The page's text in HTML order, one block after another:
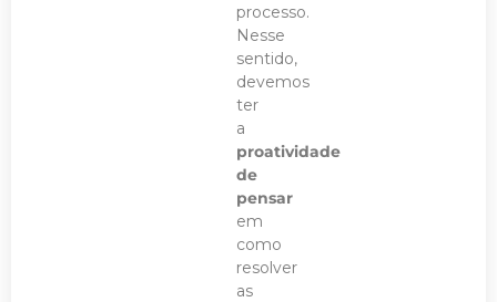
processo.
Nesse
sentido,
devemos
ter
a
proatividade
de
pensar
em
como
resolver
as